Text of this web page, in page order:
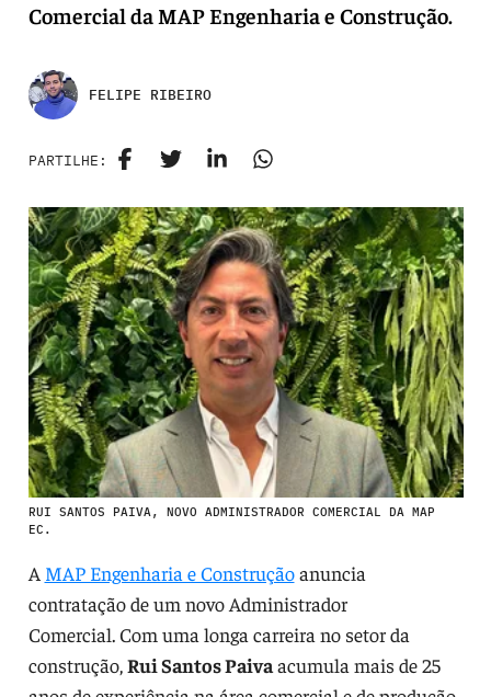
Comercial da MAP Engenharia e Construção.
FELIPE RIBEIRO
PARTILHE:
RUI SANTOS PAIVA, NOVO ADMINISTRADOR COMERCIAL DA MAP
EC.
A MAP Engenharia e Construçãoanuncia
contratação de um novo Administrador
Comercial. Com uma longa carreira no setor da
construção,Rui Santos Paivaacumula mais de 25